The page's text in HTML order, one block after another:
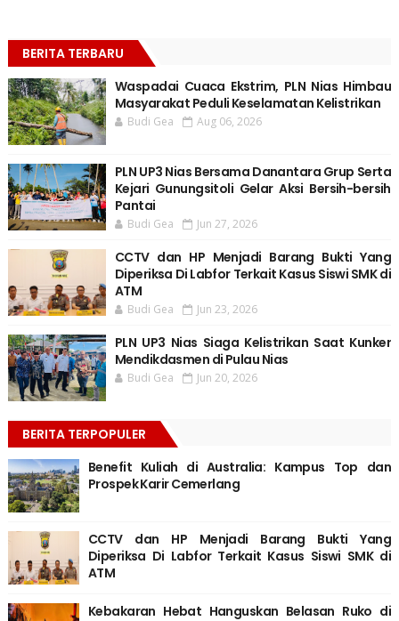
BERITA TERBARU
Waspadai Cuaca Ekstrim, PLN Nias Himbau
Masyarakat Peduli Keselamatan Kelistrikan
Budi Gea Aug 06, 2026
PLN UP3 Nias Bersama Danantara Grup Serta
Kejari Gunungsitoli Gelar Aksi Bersih-bersih
Pantai
Budi Gea Jun 27, 2026
CCTV dan HP Menjadi Barang Bukti Yang
Diperiksa Di Labfor Terkait Kasus Siswi SMK di
ATM
Budi Gea Jun 23, 2026
PLN UP3 Nias Siaga Kelistrikan Saat Kunker
Mendikdasmen di Pulau Nias
Budi Gea Jun 20, 2026
BERITA TERPOPULER
Benefit Kuliah di Australia: Kampus Top dan
Prospek Karir Cemerlang
CCTV dan HP Menjadi Barang Bukti Yang
Diperiksa Di Labfor Terkait Kasus Siswi SMK di
ATM
Kebakaran Hebat Hanguskan Belasan Ruko di